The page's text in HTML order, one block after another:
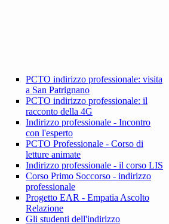
PCTO indirizzo professionale: visita
a San Patrignano
PCTO indirizzo professionale: il
racconto della 4G
Indirizzo professionale - Incontro
con l'esperto
PCTO Professionale - Corso di
letture animate
Indirizzo professionale - il corso LIS
Corso Primo Soccorso - indirizzo
professionale
Progetto EAR - Empatia Ascolto
Relazione
Gli studenti dell'indirizzo